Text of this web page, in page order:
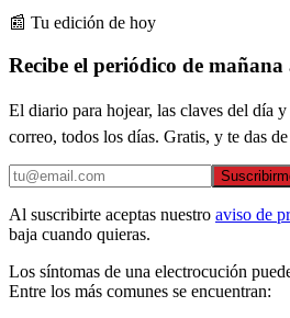
📰 Tu edición de hoy
Recibe el periódico de mañana
El diario para hojear, las claves del día
correo, todos los días. Gratis, y te das
Al suscribirte aceptas nuestro aviso de
baja cuando quieras.
Los síntomas de una electrocución
Entre los más comunes se encuentran: